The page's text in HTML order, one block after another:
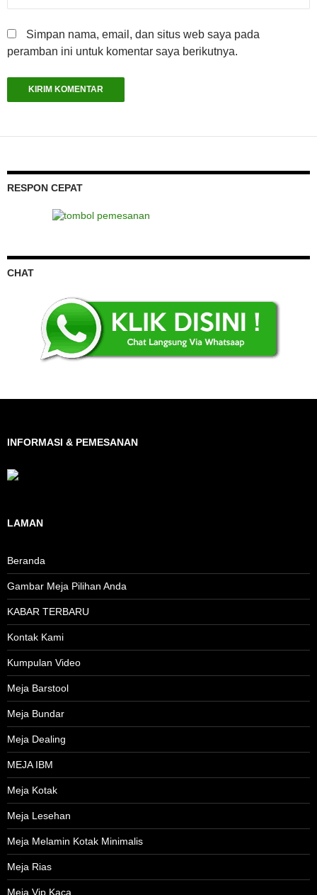
Simpan nama, email, dan situs web saya pada
peramban ini untuk komentar saya berikutnya.
RESPON CEPAT
CHAT
INFORMASI & PEMESANAN
LAMAN
Beranda
Gambar Meja Pilihan Anda
KABAR TERBARU
Kontak Kami
Kumpulan Video
Meja Barstool
Meja Bundar
Meja Dealing
MEJA IBM
Meja Kotak
Meja Lesehan
Meja Melamin Kotak Minimalis
Meja Rias
Meja Vip Kaca